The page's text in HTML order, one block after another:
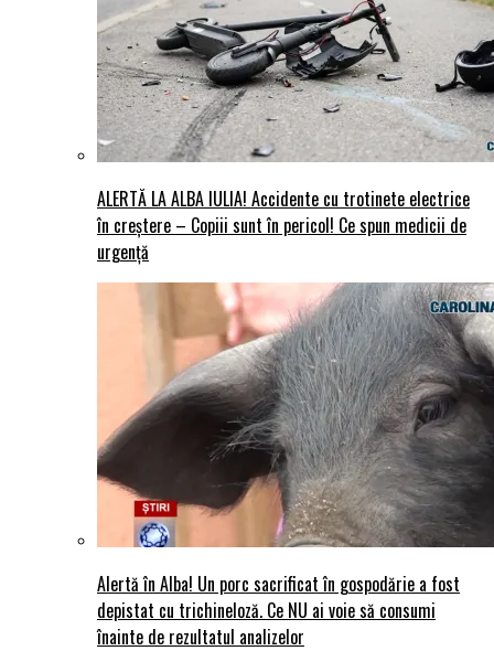
ALERTĂ LA ALBA IULIA! Accidente cu trotinete electrice
în creștere – Copiii sunt în pericol! Ce spun medicii de
urgență
Alertă în Alba! Un porc sacrificat în gospodărie a fost
depistat cu trichineloză. Ce NU ai voie să consumi
înainte de rezultatul analizelor